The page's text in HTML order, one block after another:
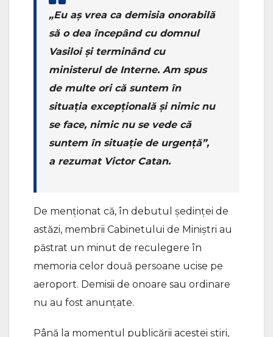
„Eu aș vrea ca demisia onorabilă
să o dea începând cu domnul
Vasiloi și terminând cu
ministerul de Interne. Am spus
de multe ori că suntem în
situația excepțională și nimic nu
se face, nimic nu se vede că
suntem în situație de urgență”,
a rezumat Victor Catan.
De menționat că, în debutul ședinței de
astăzi, membrii Cabinetului de Miniștri au
păstrat un minut de reculegere în
memoria celor două persoane ucise pe
aeroport. Demisii de onoare sau ordinare
nu au fost anunțate.
Până la momentul publicării acestei știri,